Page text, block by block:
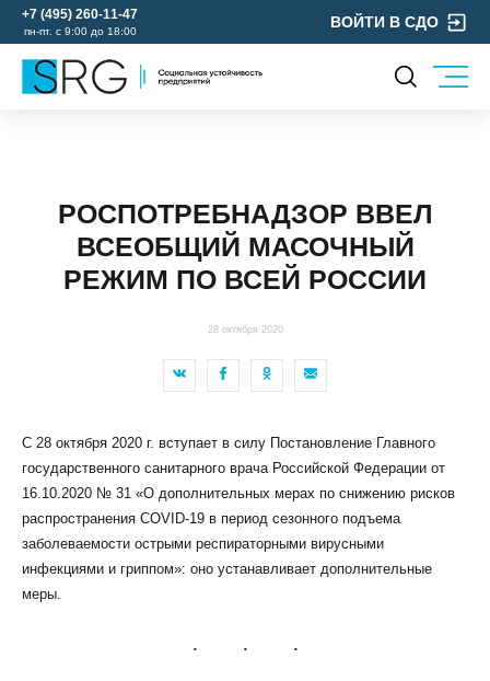
+7 (495) 260-11-47
пн-пт. с 9:00 до 18:00
ВОЙТИ В СДО
Мы в социальных сетях
УЧЕБНЫЙ ЦЕНТР
ЭКОЛОГИЯ
РОСПОТРЕБНАДЗОР ВВЕЛ
ВСЕОБЩИЙ МАСОЧНЫЙ
РЕЖИМ ПО ВСЕЙ РОССИИ
28 октября 2020
С 28 октября 2020 г. вступает в силу Постановление Главного
государственного санитарного врача Российской Федерации от
16.10.2020 № 31 «О дополнительных мерах по снижению рисков
распространения СОVID-19 в период сезонного подъема
заболеваемости острыми респираторными вирусными
инфекциями и гриппом»: оно устанавливает дополнительные
меры.